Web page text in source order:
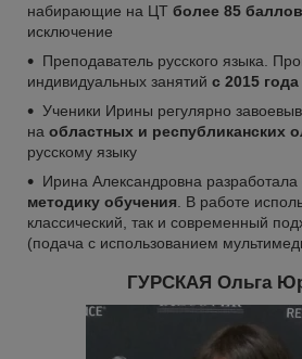
набирающие на ЦТ более 85 баллов
исключение
Преподаватель русского языка.
индивидуальных занятий с 2015 года
Ученики Ирины регулярно
на областных и республиканских
русскому языку
Ирина Александровна разработала
методику обучения . В работе
классический, так и современный
(подача с использованием
ГУРСКАЯ Ольга